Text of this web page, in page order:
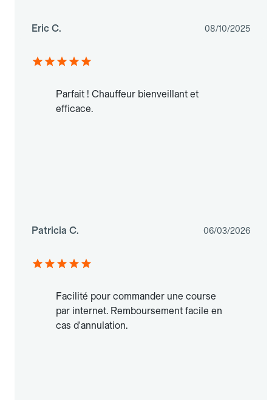
Eric C. 08/10/2025
Parfait ! Chauffeur bienveillant et
efficace.
Patricia C. 06/03/2026
Facilité pour commander une course
par internet. Remboursement facile en
cas d'annulation.